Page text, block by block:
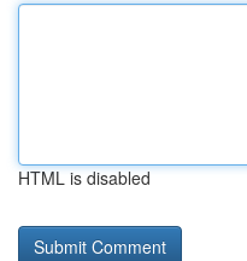
HTML is disabled